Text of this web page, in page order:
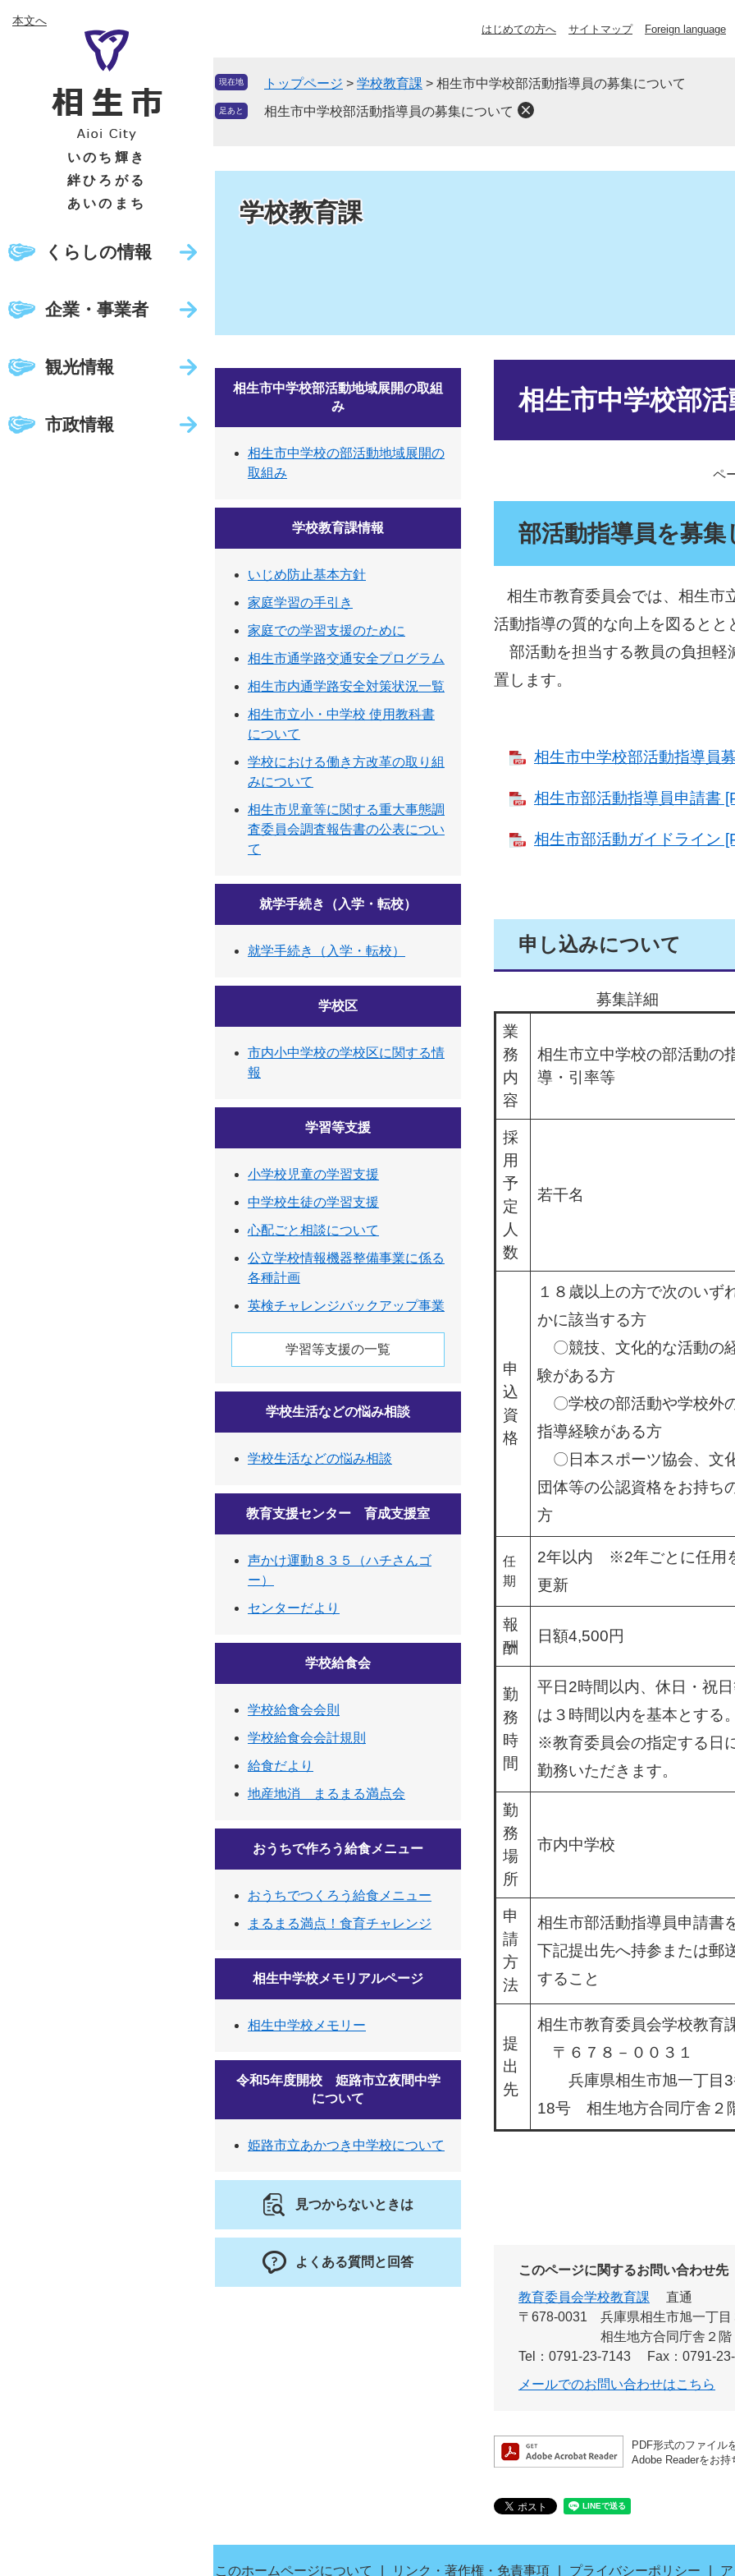
ー
ニ
本文へ
いのち輝き
絆ひろがる
あいのまち
くらしの情報
企業・事業者
観光情報
市政情報
はじめての方へ サイトマップ Foreign language
現在地 トップページ > 学校教育課 > 相生市中学校部活動指導員の募集について
足あと 相生市中学校部活動指導員の募集について
学校教育課
相生市中学校部
ペ
部活動指導員を募集
相生市教育委員会では、相生市
活動指導の質的な向上を図るとと
部活動を担当する教員の負担軽
置します。
相生市中学校部活動指導員
相生市部活動指導員申請書
相生市部活動ガイドライン
申し込みについて
募集詳細
業
務
内
容
相生市立中学校の部活動の
導・引率等
採
用
予
定
人
数
若干名
申
込
資
格
１８歳以上の方で次のいず
かに該当する方
〇競技、文化的な活動の
験がある方​
〇学校の部活動や学校外
指導経験がある方
〇日本スポーツ協会、文
団体等の公認資格をお持ち
方​
任
期
2年以内 ※2年ごとに任用
更新
報
酬
日額4,500円
勤
務
時
間
平日2時間以内、休日・祝
は３時間以内を基本とする。
※教育委員会の指定する日
勤務いただきます。
勤
務
場
所
市内中学校
申
請
方
法
相生市部活動指導員申請書
下記提出先へ持参または郵
すること
提
出
先
相生市教育委員会学校教育
〒６７８－００３１
兵庫県相生市旭一丁目3
18号 相生地方合同庁舎２
このページに関するお問い合わせ先
教育委員会学校教育課
直通
〒678-0031
兵庫県相生市旭一丁
相生地方合同庁舎２階
Tel：0791-23-7143
Fax：0791-
メールでのお問い合わせはこちら
PDF形式のファイル
Adobe Readerをお持
相生市中学校部活動地域展開の取組
み
相生市中学校の部活動地域展開の
取組み
学校教育課情報
いじめ防止基本方針
家庭学習の手引き
家庭での学習支援のために
相生市通学路交通安全プログラム
相生市内通学路安全対策状況一覧
相生市立小・中学校 使用教科書
について
学校における働き方改革の取り組
みについて
相生市児童等に関する重大事態調
査委員会調査報告書の公表につい
て
就学手続き（入学・転校）
就学手続き（入学・転校）
学校区
市内小中学校の学校区に関する情
報
学習等支援
小学校児童の学習支援
中学校生徒の学習支援
心配ごと相談について
公立学校情報機器整備事業に係る
各種計画
英検チャレンジバックアップ事業
学習等支援の一覧
学校生活などの悩み相談
学校生活などの悩み相談
教育支援センター 育成支援室
声かけ運動８３５（ハチさんゴ
ー）
センターだより
学校給食会
学校給食会会則
学校給食会会計規則
給食だより
地産地消 まるまる満点会
おうちで作ろう給食メニュー
おうちでつくろう給食メニュー
まるまる満点！食育チャレンジ
相生中学校メモリアルページ
相生中学校メモリー
令和5年度開校 姫路市立夜間中学
について
姫路市立あかつき中学校について
見つからないときは
よくある質問と回答
このホームページについて リンク・著作権・免責事項 プライバシーポリシー